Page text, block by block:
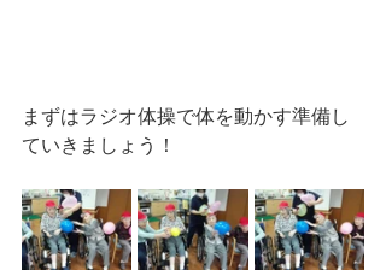
まずはラジオ体操で体を動かす準備し
ていきましょう！